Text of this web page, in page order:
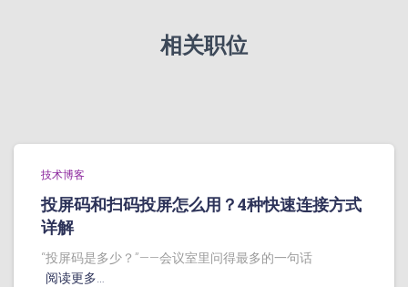
相关职位
技术博客
投屏码和扫码投屏怎么用？4种快速连接方式
详解
“投屏码是多少？”——会议室里问得最多的一句话
阅读更多…